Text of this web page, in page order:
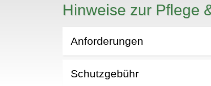
Hinweise zur Pflege
Anforderungen
Schutzgebühr